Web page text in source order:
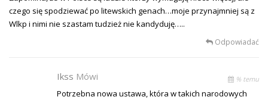
czego się spodziewać po litewskich genach…moje przynajmniej są z
Wlkp i nimi nie szastam tudzież nie kandyduję…..
Odpowiadać
Ikss Mówi % temu
Potrzebna nowa ustawa, która w takich narodowych